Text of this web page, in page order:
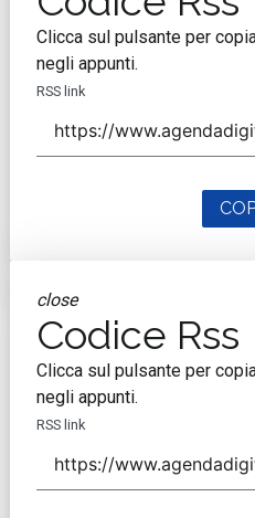
Clicca sul pulsante per
negli appunti.
RSS link
close
Codice Rss
Clicca sul pulsante per
negli appunti.
RSS link